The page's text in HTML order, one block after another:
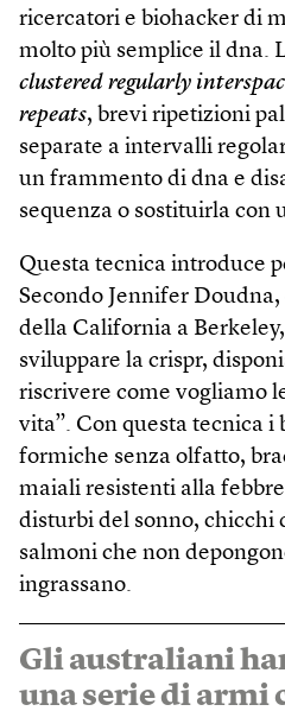
ricercatori e biohacker di
molto più semplice il dna.
clustered regularly
repeats, brevi ripetizioni
separate a intervalli
un frammento di dna e
sequenza o sostituirla con
Questa tecnica introduce
Secondo Jennifer
della California a
sviluppare la crispr,
riscrivere come vogliamo
vita”. Con questa tecnica i
formiche senza olfatto,
maiali resistenti alla
disturbi del sonno, chicchi
salmoni che non
ingrassano.
Gli australiani
una serie di armi